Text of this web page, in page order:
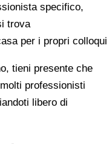
specifico,
trova
per i propri colloqui
tieni presente che
professionisti
libero di